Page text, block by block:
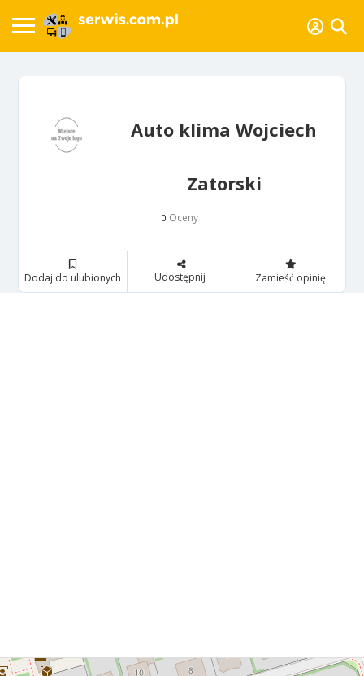
Auto klima Wojciech
Zatorski
0 Oceny
Dodaj do ulubionych Udostępnij Zamieść opinię